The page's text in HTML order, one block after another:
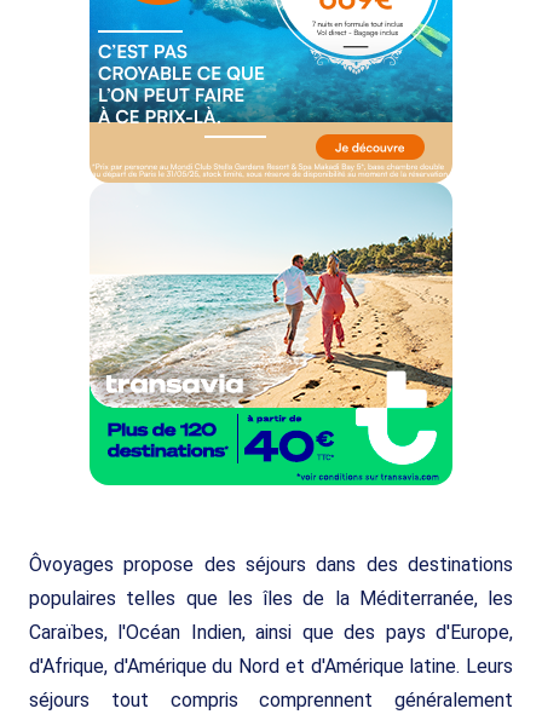
Ôvoyages propose des séjours dans des destinations
populaires telles que les îles de la Méditerranée, les
Caraïbes, l'Océan Indien, ainsi que des pays d'Europe,
d'Afrique, d'Amérique du Nord et d'Amérique latine. Leurs
séjours tout compris comprennent généralement